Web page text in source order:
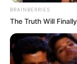
BRAINBERRIES
The Truth Will